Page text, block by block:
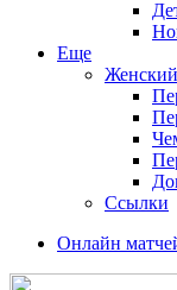
Еще
Ссылки
Онлайн